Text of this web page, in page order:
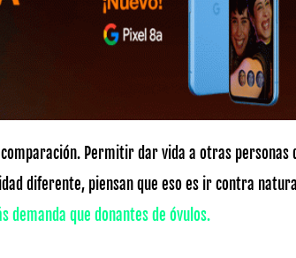
Permitir dar vida a otras personas
diferente, piensan que eso es ir contra
demanda que donantes de óvulos.